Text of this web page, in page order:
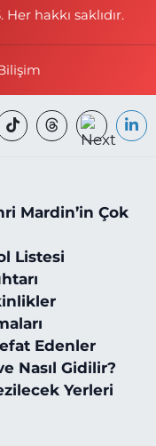
hakkı saklıdır.
Mardin’in Çok
Listesi
Edenler
Nasıl Gidilir?
Yerleri